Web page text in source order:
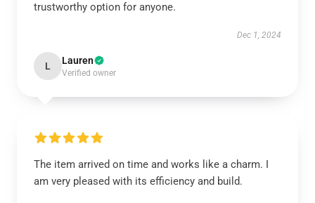
trustworthy option for anyone.
Dec 1, 2024
L Lauren
Verified owner
The item arrived on time and works like a charm. I
am very pleased with its efficiency and build.